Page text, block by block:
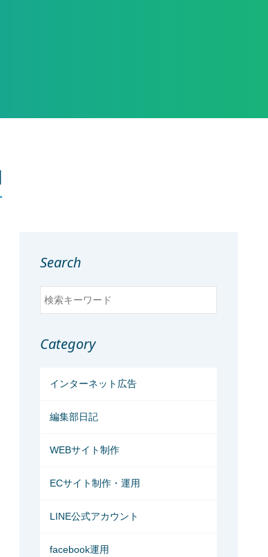
Search
Category
インターネット広告
編集部日記
WEBサイト制作
ECサイト制作・運用
LINE公式アカウント
facebook運用